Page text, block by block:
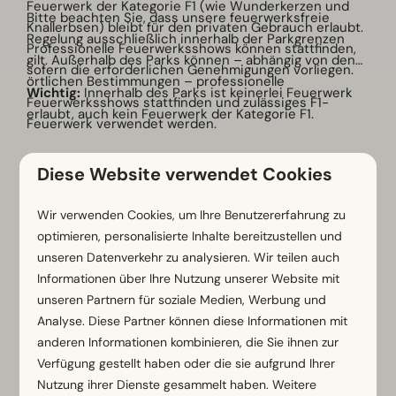
Feuerwerk der Kategorie F1 (wie Wunderkerzen und
Knallerbsen) bleibt für den privaten Gebrauch erlaubt.
Professionelle Feuerwerksshows können stattfinden,
sofern die erforderlichen Genehmigungen vorliegen.
Bitte beachten Sie, dass unsere feuerwerksfreie
Regelung ausschließlich innerhalb der Parkgrenzen
gilt. Außerhalb des Parks können – abhängig von den
örtlichen Bestimmungen – professionelle
Feuerwerksshows stattfinden und zulässiges F1-
Feuerwerk verwendet werden.
Wichtig: Innerhalb des Parks ist keinerlei Feuerwerk
erlaubt, auch kein Feuerwerk der Kategorie F1.
Mehr
Kinderfreundlich
Diese Website verwendet Cookies
Wir verwenden Cookies, um Ihre Benutzererfahrung zu
optimieren, personalisierte Inhalte bereitzustellen und
unseren Datenverkehr zu analysieren. Wir teilen auch
Informationen über Ihre Nutzung unserer Website mit
unseren Partnern für soziale Medien, Werbung und
Analyse. Diese Partner können diese Informationen mit
anderen Informationen kombinieren, die Sie ihnen zur
Verfügung gestellt haben oder die sie aufgrund Ihrer
Nutzung ihrer Dienste gesammelt haben. Weitere